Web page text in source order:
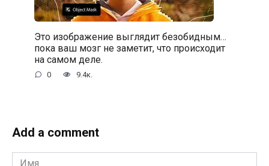
Это изображение выглядит безобидным…
пока ваш мозг не заметит, что происходит
на самом деле.
0 9.4к.
Add a comment
Имя